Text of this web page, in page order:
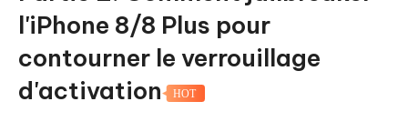
l'iPhone 8/8 Plus pour
contourner le verrouillage
d'activation
HOT